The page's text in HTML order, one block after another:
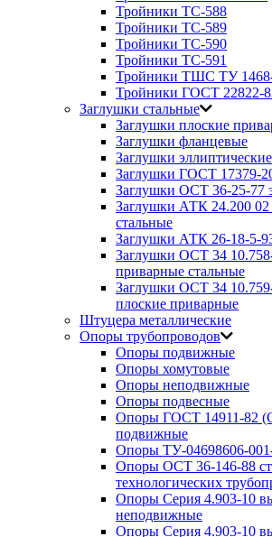
Тройники ТС-588
Тройники ТС-589
Тройники ТС-590
Тройники ТС-591
Тройники ТШС ТУ 1468-
Тройники ГОСТ 22822-
Заглушки стальные
Заглушки плоские
Заглушки фланцевые
Заглушки
Заглушки ГОСТ 17379-
Заглушки ОСТ 36-25-77
Заглушки АТК 24.200
стальные
Заглушки АТК 26-18-5-
Заглушки ОСТ 34
приварные стальные
Заглушки ОСТ 34
плоские приварные
Штуцера металлические
Опоры трубопроводов
Опоры подвижные
Опоры хомутовые
Опоры неподвижные
Опоры подвесные
Опоры ГОСТ 14911-82
подвижные
Опоры ТУ-04698606-
Опоры ОСТ 36-146-88
технологических
Опоры Серия 4.903-10
неподвижные
Опоры Серия 4.903-10